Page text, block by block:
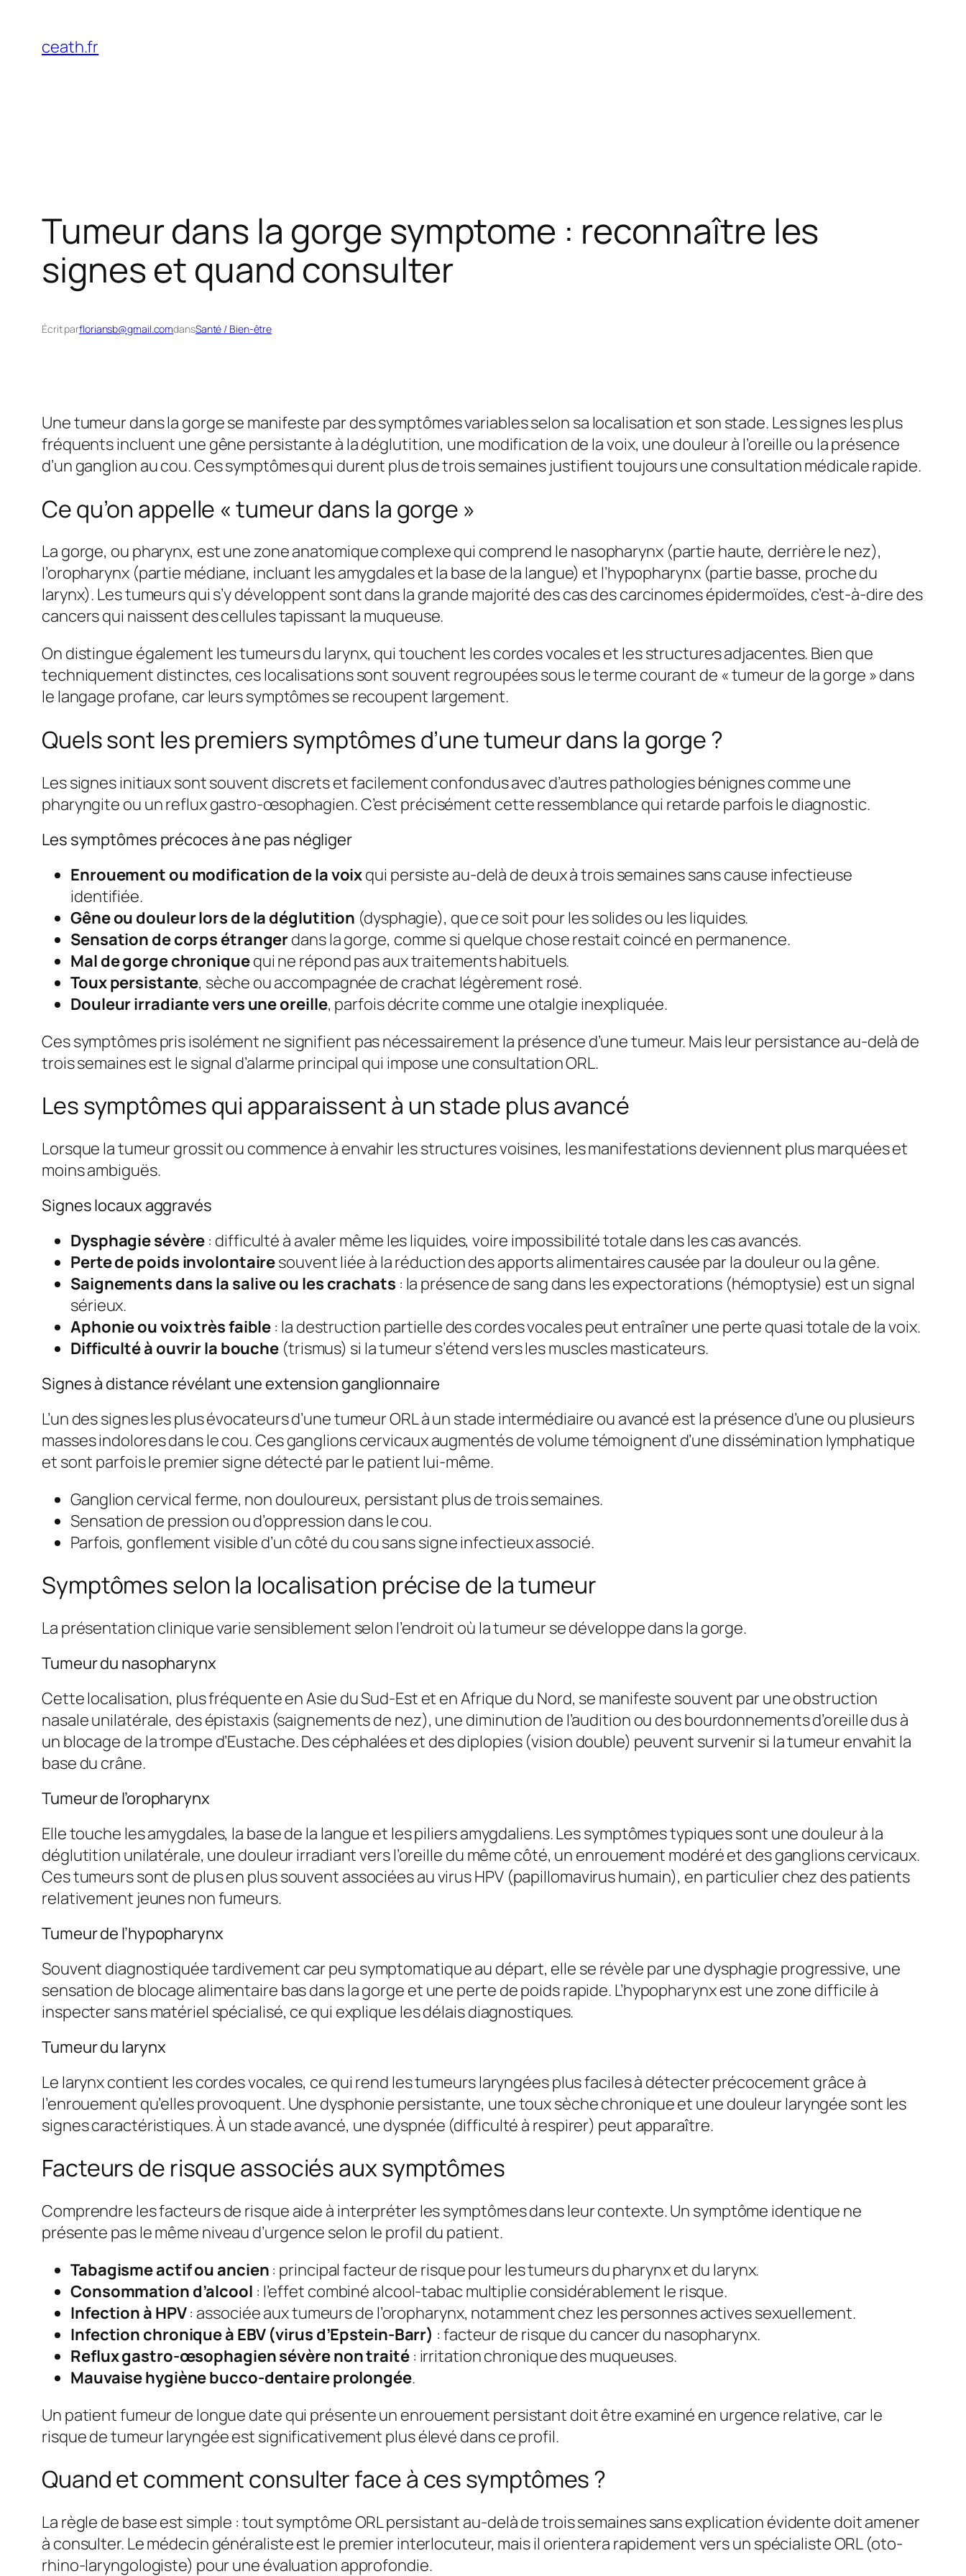
contenu
ceath.fr
Tumeur dans la gorge symptome : reconnaître les
signes et quand consulter
Écrit parfloriansb@gmail.comdansSanté / Bien-être
Une tumeur dans la gorge se manifeste par des symptômes variables selon sa localisation et son stade. Les signes les plus
fréquents incluent une gêne persistante à la déglutition, une modification de la voix, une douleur à l’oreille ou la présence
d’un ganglion au cou. Ces symptômes qui durent plus de trois semaines justifient toujours une consultation médicale rapide.
Ce qu’on appelle « tumeur dans la gorge »
La gorge, ou pharynx, est une zone anatomique complexe qui comprend le nasopharynx (partie haute, derrière le nez),
l’oropharynx (partie médiane, incluant les amygdales et la base de la langue) et l’hypopharynx (partie basse, proche du
larynx). Les tumeurs qui s’y développent sont dans la grande majorité des cas des carcinomes épidermoïdes, c’est-à-dire des
cancers qui naissent des cellules tapissant la muqueuse.
On distingue également les tumeurs du larynx, qui touchent les cordes vocales et les structures adjacentes. Bien que
techniquement distinctes, ces localisations sont souvent regroupées sous le terme courant de « tumeur de la gorge » dans
le langage profane, car leurs symptômes se recoupent largement.
Quels sont les premiers symptômes d’une tumeur dans la gorge ?
Les signes initiaux sont souvent discrets et facilement confondus avec d’autres pathologies bénignes comme une
pharyngite ou un reflux gastro-œsophagien. C’est précisément cette ressemblance qui retarde parfois le diagnostic.
Les symptômes précoces à ne pas négliger
Enrouement ou modification de la voixqui persiste au-delà de deux à trois semaines sans cause infectieuse
identifiée.
Gêne ou douleur lors de la déglutition (dysphagie), que ce soit pour les solides ou les liquides.
Sensation de corps étrangerdans la gorge, comme si quelque chose restait coincé en permanence.
Mal de gorge chroniquequi ne répond pas aux traitements habituels.
Toux persistante, sèche ou accompagnée de crachat légèrement rosé.
Douleur irradiante vers une oreille, parfois décrite comme une otalgie inexpliquée.
Ces symptômes pris isolément ne signifient pas nécessairement la présence d’une tumeur. Mais leur persistance au-delà de
trois semaines est le signal d’alarme principal qui impose une consultation ORL.
Les symptômes qui apparaissent à un stade plus avancé
Lorsque la tumeur grossit ou commence à envahir les structures voisines, les manifestations deviennent plus marquées et
moins ambiguës.
Signes locaux aggravés
Dysphagie sévère : difficulté à avaler même les liquides, voire impossibilité totale dans les cas avancés.
Perte de poids involontairesouvent liée à la réduction des apports alimentaires causée par la douleur ou la gêne.
Saignements dans la salive ou les crachats : la présence de sang dans les expectorations (hémoptysie) est un signal
sérieux.
Aphonie ou voix très faible : la destruction partielle des cordes vocales peut entraîner une perte quasi totale de la voix.
Difficulté à ouvrir la bouche (trismus) si la tumeur s’étend vers les muscles masticateurs.
Signes à distance révélant une extension ganglionnaire
L’un des signes les plus évocateurs d’une tumeur ORL à un stade intermédiaire ou avancé est la présence d’une ou plusieurs
masses indolores dans le cou. Ces ganglions cervicaux augmentés de volume témoignent d’une dissémination lymphatique
et sont parfois le premier signe détecté par le patient lui-même.
Ganglion cervical ferme, non douloureux, persistant plus de trois semaines.
Sensation de pression ou d’oppression dans le cou.
Parfois, gonflement visible d’un côté du cou sans signe infectieux associé.
Symptômes selon la localisation précise de la tumeur
La présentation clinique varie sensiblement selon l’endroit où la tumeur se développe dans la gorge.
Tumeur du nasopharynx
Cette localisation, plus fréquente en Asie du Sud-Est et en Afrique du Nord, se manifeste souvent par une obstruction
nasale unilatérale, des épistaxis (saignements de nez), une diminution de l’audition ou des bourdonnements d’oreille dus à
un blocage de la trompe d’Eustache. Des céphalées et des diplopies (vision double) peuvent survenir si la tumeur envahit la
base du crâne.
Tumeur de l’oropharynx
Elle touche les amygdales, la base de la langue et les piliers amygdaliens. Les symptômes typiques sont une douleur à la
déglutition unilatérale, une douleur irradiant vers l’oreille du même côté, un enrouement modéré et des ganglions cervicaux.
Ces tumeurs sont de plus en plus souvent associées au virus HPV (papillomavirus humain), en particulier chez des patients
relativement jeunes non fumeurs.
Tumeur de l’hypopharynx
Souvent diagnostiquée tardivement car peu symptomatique au départ, elle se révèle par une dysphagie progressive, une
sensation de blocage alimentaire bas dans la gorge et une perte de poids rapide. L’hypopharynx est une zone difficile à
inspecter sans matériel spécialisé, ce qui explique les délais diagnostiques.
Tumeur du larynx
Le larynx contient les cordes vocales, ce qui rend les tumeurs laryngées plus faciles à détecter précocement grâce à
l’enrouement qu’elles provoquent. Une dysphonie persistante, une toux sèche chronique et une douleur laryngée sont les
signes caractéristiques. À un stade avancé, une dyspnée (difficulté à respirer) peut apparaître.
Facteurs de risque associés aux symptômes
Comprendre les facteurs de risque aide à interpréter les symptômes dans leur contexte. Un symptôme identique ne
présente pas le même niveau d’urgence selon le profil du patient.
Tabagisme actif ou ancien : principal facteur de risque pour les tumeurs du pharynx et du larynx.
Consommation d’alcool : l’effet combiné alcool-tabac multiplie considérablement le risque.
Infection à HPV: associée aux tumeurs de l’oropharynx, notamment chez les personnes actives sexuellement.
Infection chronique à EBV (virus d’Epstein-Barr) : facteur de risque du cancer du nasopharynx.
Reflux gastro-œsophagien sévère non traité: irritation chronique des muqueuses.
Mauvaise hygiène bucco-dentaire prolongée.
Un patient fumeur de longue date qui présente un enrouement persistant doit être examiné en urgence relative, car le
risque de tumeur laryngée est significativement plus élevé dans ce profil.
Quand et comment consulter face à ces symptômes ?
La règle de base est simple : tout symptôme ORL persistant au-delà de trois semaines sans explication évidente doit amener
à consulter. Le médecin généraliste est le premier interlocuteur, mais il orientera rapidement vers un spécialiste ORL (oto-
rhino-laryngologiste) pour une évaluation approfondie.